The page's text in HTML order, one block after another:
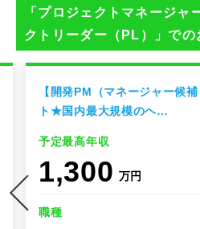
「プロジェクトマネージャ
クトリーダー（PL）」での
【開発PM（マネージャー候
ト★国内最大規模のヘ…
予定最高年収
1,300 万円
職種